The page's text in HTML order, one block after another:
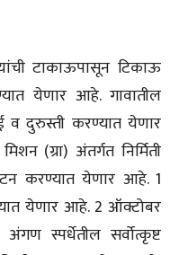
यांची टाकाऊपासून टिकाऊ
येणार आहे. गावातील
व दुरुस्ती करण्यात येणार
(ग्रा) अंतर्गत निर्मिती
करण्यात येणार आहे. 1
येणार आहे. 2 ऑक्टोबर
स्पर्धेतील सर्वोत्कृष्ट